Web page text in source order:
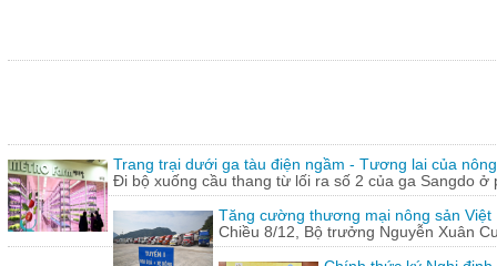
Trang trại dưới ga tàu điện ngầm - Tương lai của
Đi bộ xuống cầu thang từ lối ra số 2 của ga Sangdo ở
Tăng cường thương mại nông sản Việt
Chiều 8/12, Bộ trưởng Nguyễn Xuân